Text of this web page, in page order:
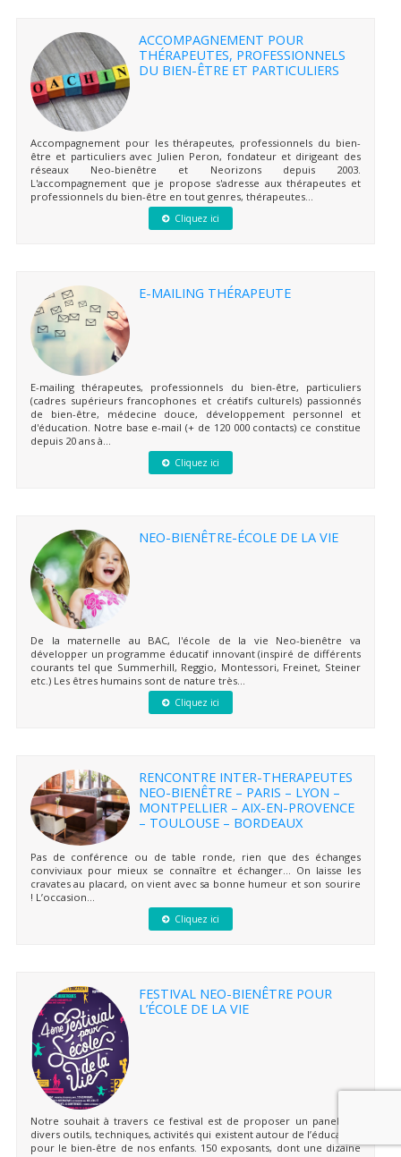
ACCOMPAGNEMENT POUR
THÉRAPEUTES, PROFESSIONNELS
DU BIEN-ÊTRE ET PARTICULIERS
Accompagnement pour les thérapeutes, professionnels du bien-
être et particuliers avec Julien Peron, fondateur et dirigeant des
réseaux Neo-bienêtre et Neorizons depuis 2003.
L'accompagnement que je propose s'adresse aux thérapeutes et
professionnels du bien-être en tout genres, thérapeutes...
Cliquez ici
E-MAILING THÉRAPEUTE
E-mailing thérapeutes, professionnels du bien-être, particuliers
(cadres supérieurs francophones et créatifs culturels) passionnés
de bien-être, médecine douce, développement personnel et
d'éducation. Notre base e-mail (+ de 120 000 contacts) ce constitue
depuis 20 ans à...
Cliquez ici
NEO-BIENÊTRE-ÉCOLE DE LA VIE
De la maternelle au BAC, l'école de la vie Neo-bienêtre va
développer un programme éducatif innovant (inspiré de différents
courants tel que Summerhill, Reggio, Montessori, Freinet, Steiner
etc.) Les êtres humains sont de nature très...
Cliquez ici
RENCONTRE INTER-THERAPEUTES
NEO-BIENÊTRE – PARIS – LYON –
MONTPELLIER – AIX-EN-PROVENCE
– TOULOUSE – BORDEAUX
Pas de conférence ou de table ronde, rien que des échanges
conviviaux pour mieux se connaître et échanger… On laisse les
cravates au placard, on vient avec sa bonne humeur et son sourire
! L’occasion...
Cliquez ici
FESTIVAL NEO-BIENÊTRE POUR
L’ÉCOLE DE LA VIE
Notre souhait à travers ce festival est de proposer un panel des
divers outils, techniques, activités qui existent autour de l’éducation
pour le bien-être de nos enfants. 150 exposants, dont une dizaine